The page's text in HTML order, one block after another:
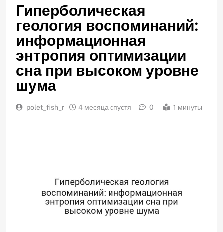
Гиперболическая
геология воспоминаний:
информационная
энтропия оптимизации
сна при высоком уровне
шума
polet_fish_r 4 месяца спустя 0 1 минуты